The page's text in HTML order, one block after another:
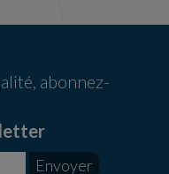
abonnez-